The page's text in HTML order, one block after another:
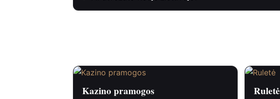
Kazino pramogos Ruletė